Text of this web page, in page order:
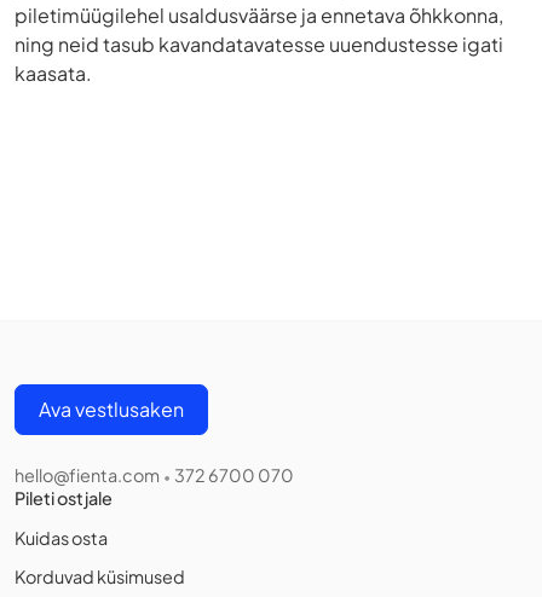
piletimüügilehel usaldusväärse ja ennetava õhkkonna,
ning neid tasub kavandatavatesse uuendustesse igati
kaasata.
Ava vestlusaken
hello@fienta.com • 372 6700 070
Pileti ostjale
Kuidas osta
Korduvad küsimused